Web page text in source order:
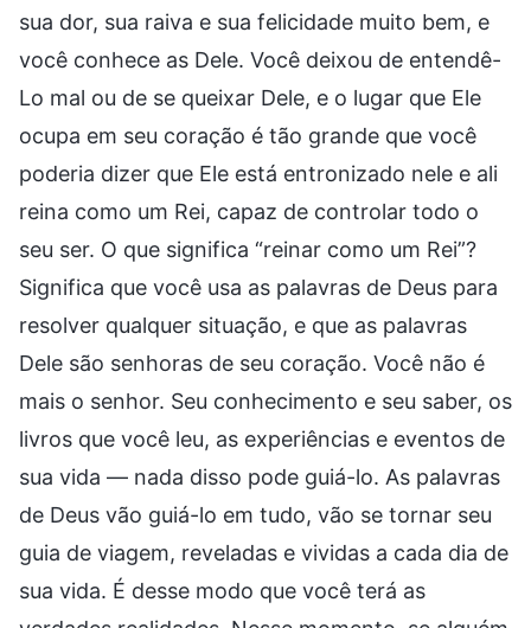
sua dor, sua raiva e sua felicidade muito bem, e
você conhece as Dele. Você deixou de entendê-
Lo mal ou de se queixar Dele, e o lugar que Ele
ocupa em seu coração é tão grande que você
poderia dizer que Ele está entronizado nele e ali
reina como um Rei, capaz de controlar todo o
seu ser. O que significa “reinar como um Rei”?
Significa que você usa as palavras de Deus para
resolver qualquer situação, e que as palavras
Dele são senhoras de seu coração. Você não é
mais o senhor. Seu conhecimento e seu saber, os
livros que você leu, as experiências e eventos de
sua vida — nada disso pode guiá-lo. As palavras
de Deus vão guiá-lo em tudo, vão se tornar seu
guia de viagem, reveladas e vividas a cada dia de
sua vida. É desse modo que você terá as